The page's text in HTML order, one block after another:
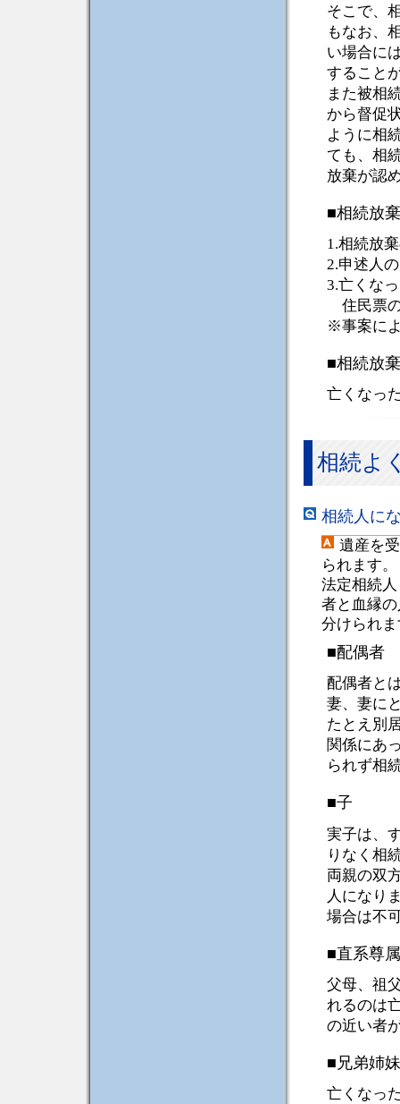
そこで、
もなお、
い場合に
すること
また被相
から督促
ように相
ても、相
放棄が認
■相続放
1.相続放
2.申述人
3.亡くな
住民票
※事案に
■相続放
亡くなっ
相続よ
相続人に
遺産を
られます。
法定相続
者と血縁
分けられ
■配偶者
配偶者と
妻、妻に
たとえ別
関係にあ
られず相
■子
実子は、
りなく相
両親の双
人になり
場合は不
■直系尊属
父母、祖
れるのは
の近い者
■兄弟姉妹
亡くなっ